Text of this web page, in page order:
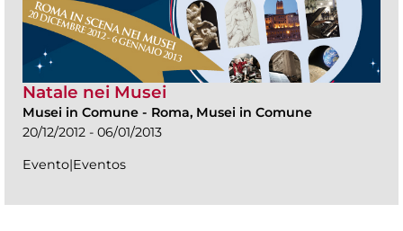
Natale nei Musei
Musei in Comune - Roma, Musei in Comune
20/12/2012 - 06/01/2013
Evento|Eventos